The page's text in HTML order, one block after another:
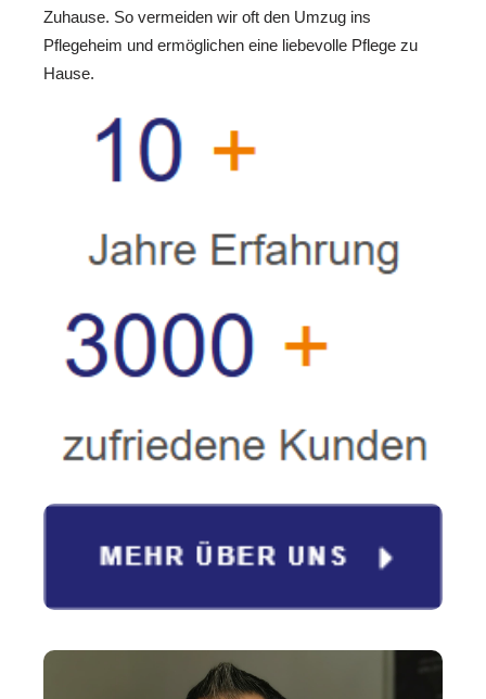
Zuhause. So vermeiden wir oft den Umzug ins
Pflegeheim und ermöglichen eine liebevolle Pflege zu
Hause.